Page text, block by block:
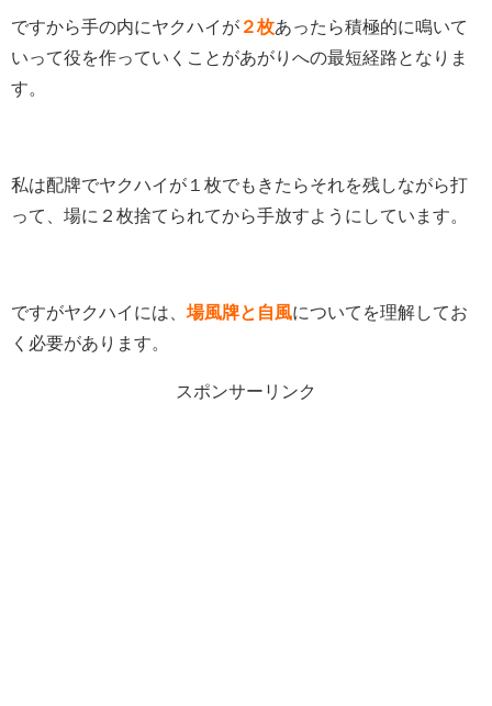
ですから手の内にヤクハイが ２枚あったら積極的に鳴いて
いって役を作っていくことがあがりへの最短経路となりま
す。
私は配牌でヤクハイが１枚でもきたらそれを残しながら打
って、場に２枚捨てられてから手放すようにしています。
ですがヤクハイには、 場風牌と自風についてを理解してお
く必要があります。
スポンサーリンク